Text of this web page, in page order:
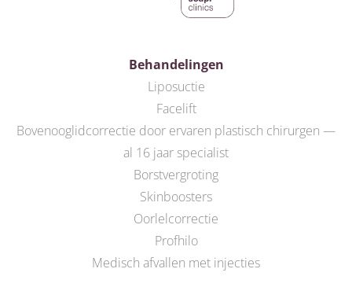
Behandelingen
Liposuctie
Facelift
Bovenooglidcorrectie door ervaren plastisch chirurgen —
al 16 jaar specialist
Borstvergroting
Skinboosters
Oorlelcorrectie
Profhilo
Medisch afvallen met injecties